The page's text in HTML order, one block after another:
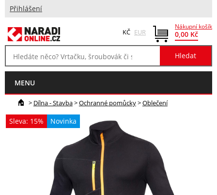
Přihlášení
Nákupní košík
0,00 Kč
KČ EUR
MENU
> Dílna - Stavba>Ochranné pomůcky>Oblečení
Sleva: 15% Novinka